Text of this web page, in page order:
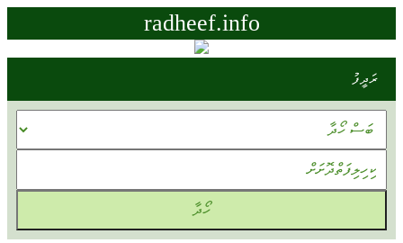
radheef.info
ރަދީފު